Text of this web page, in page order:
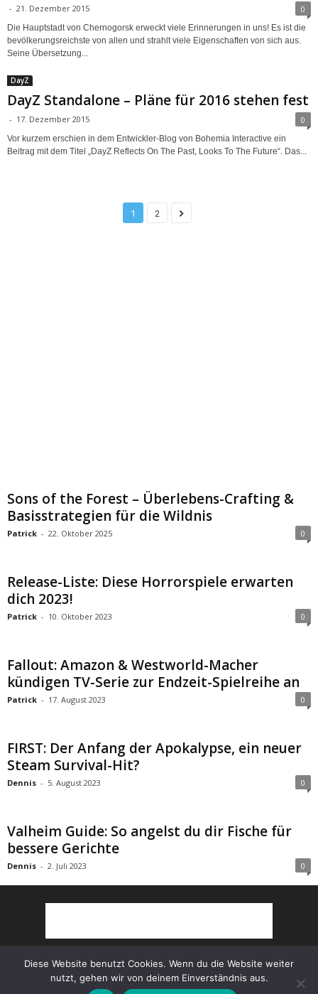
- 21. Dezember 2015 0
Die Hauptstadt von Chernogorsk erweckt viele Erinnerungen in uns! Es ist die
bevölkerungsreichste von allen und strahlt viele Eigenschaften von sich aus.
Seine Übersetzung...
DayZ
DayZ Standalone – Pläne für 2016 stehen fest
- 17. Dezember 2015 0
Vor kurzem erschien in dem Entwickler-Blog von Bohemia Interactive ein
Beitrag mit dem Titel „DayZ Reflects On The Past, Looks To The Future“. Das...
1 2
Sons of the Forest – Überlebens-Crafting &
Basisstrategien für die Wildnis
Patrick - 22. Oktober 2025 0
Release-Liste: Diese Horrorspiele erwarten
dich 2023!
Patrick - 10. Oktober 2023 0
Fallout: Amazon & Westworld-Macher
kündigen TV-Serie zur Endzeit-Spielreihe an
Patrick - 17. August 2023 0
FIRST: Der Anfang der Apokalypse, ein neuer
Steam Survival-Hit?
Dennis - 5. August 2023 0
Valheim Guide: So angelst du dir Fische für
bessere Gerichte
Dennis - 2. Juli 2023 0
Partner AGB Impressum Datenschutz
Diese Website benutzt Cookies. Wenn du die Website weiter
nutzt, gehen wir von deinem Einverständnis aus.